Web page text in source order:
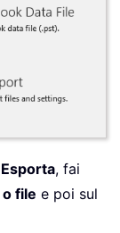
, fai
file e poi sul